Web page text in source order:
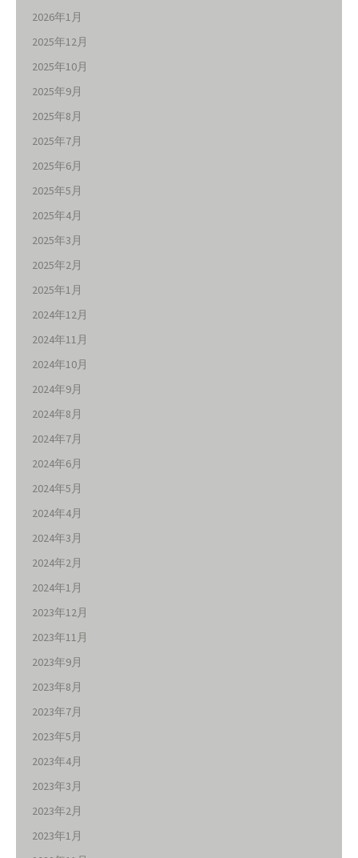
2026年1月
2025年12月
2025年10月
2025年9月
2025年8月
2025年7月
2025年6月
2025年5月
2025年4月
2025年3月
2025年2月
2025年1月
2024年12月
2024年11月
2024年10月
2024年9月
2024年8月
2024年7月
2024年6月
2024年5月
2024年4月
2024年3月
2024年2月
2024年1月
2023年12月
2023年11月
2023年9月
2023年8月
2023年7月
2023年5月
2023年4月
2023年3月
2023年2月
2023年1月